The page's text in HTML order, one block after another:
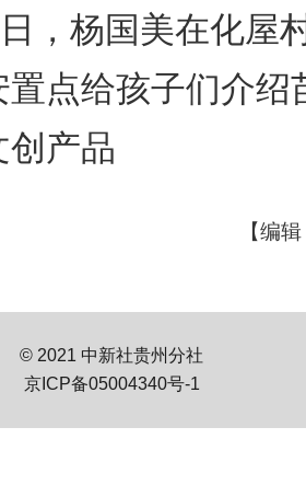
，杨国美在化屋
点给孩子们介绍
创产品
【编
© 2021 中新社贵州分社
京ICP备05004340号-1